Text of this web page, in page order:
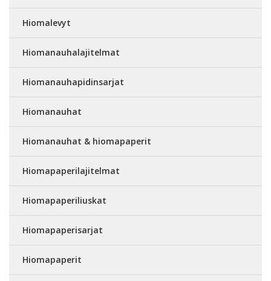
Hiomalevyt
Hiomanauhalajitelmat
Hiomanauhapidinsarjat
Hiomanauhat
Hiomanauhat & hiomapaperit
Hiomapaperilajitelmat
Hiomapaperiliuskat
Hiomapaperisarjat
Hiomapaperit